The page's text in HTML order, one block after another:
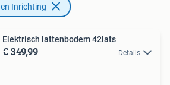
Inrichting
Elektrisch lattenbodem 42lats
€ 349,99 Details